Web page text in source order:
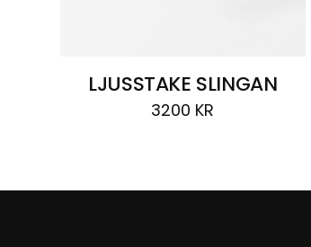
LJUSSTAKE SLINGAN
3200 KR